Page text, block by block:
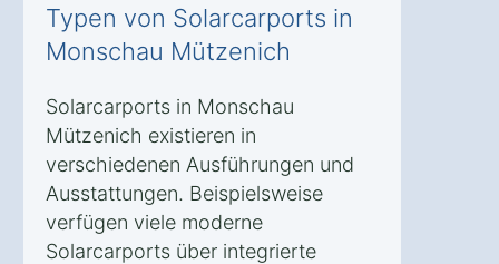
Typen von Solarcarports in
Monschau Mützenich
Solarcarports in Monschau
Mützenich existieren in
verschiedenen Ausführungen und
Ausstattungen. Beispielsweise
verfügen viele moderne
Solarcarports über integrierte